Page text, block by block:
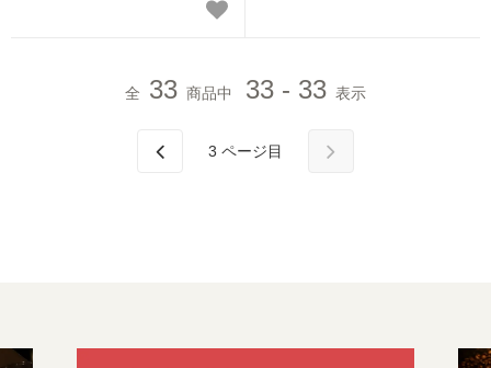
全 33 商品中 33 - 33 表示
3 ページ目